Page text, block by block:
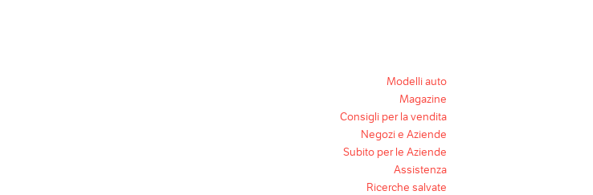
Modelli auto
Magazine
Consigli per la vendita
Negozi e Aziende
Subito per le Aziende
Assistenza
Ricerche salvate